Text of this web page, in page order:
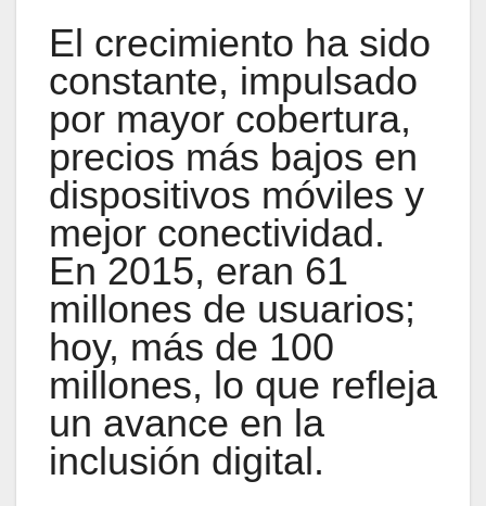
El crecimiento ha sido
constante, impulsado
por mayor cobertura,
precios más bajos en
dispositivos móviles y
mejor conectividad.
En 2015, eran 61
millones de usuarios;
hoy, más de 100
millones, lo que refleja
un avance en la
inclusión digital.